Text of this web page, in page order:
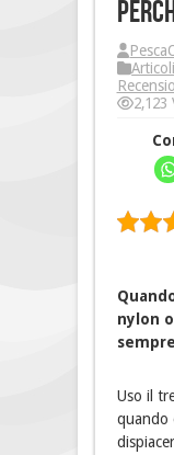
Articoli
2,123
nylon
Uso il
quando